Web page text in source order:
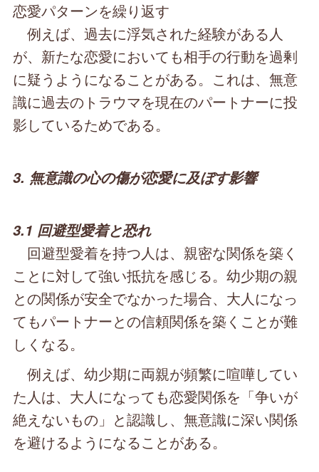
恋愛パターンを繰り返す
例えば、過去に浮気された経験がある人
が、新たな恋愛においても相手の行動を過剰
に疑うようになることがある。これは、無意
識に過去のトラウマを現在のパートナーに投
影しているためである。
3. 無意識の心の傷が恋愛に及ぼす影響
3.1 回避型愛着と恐れ
回避型愛着を持つ人は、親密な関係を築く
ことに対して強い抵抗を感じる。幼少期の親
との関係が安全でなかった場合、大人になっ
てもパートナーとの信頼関係を築くことが難
しくなる。
例えば、幼少期に両親が頻繁に喧嘩してい
た人は、大人になっても恋愛関係を「争いが
絶えないもの」と認識し、無意識に深い関係
を避けるようになることがある。